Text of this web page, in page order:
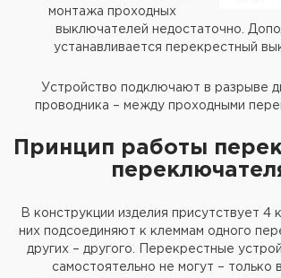
монтажа проходных
выключателей недостаточно.
устанавливается перекрестный
Устройство подключают в разрыве
проводника – между проходными
Принцип работы
В конструкции изделия присутствует 4
них подсоединяют к клеммам одного
других – другого. Перекрестные
самостоятельно не могут – только